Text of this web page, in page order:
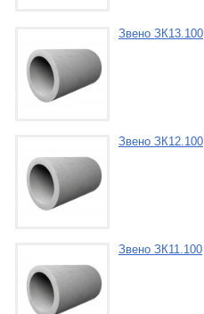
Звено ЗК13.100
Звено ЗК12.100
Звено ЗК11.100